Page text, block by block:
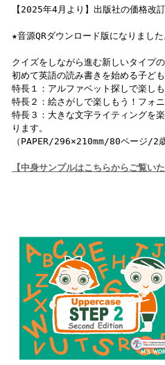
【2025年4月より】出版社の価格改
★音源QRダウンロード版になりまし
クイズをしながら進む新しいタイプの
初めて英語の読み書きを始める子ど
特長１：アルファベット探しで楽
特長２：絵さがしで楽しもう！フォ
特長３：大きな文字ライティングを
ります。
（PAPER/296×210mm/80ページ/2
【中身サンプルはこちらからご覧い